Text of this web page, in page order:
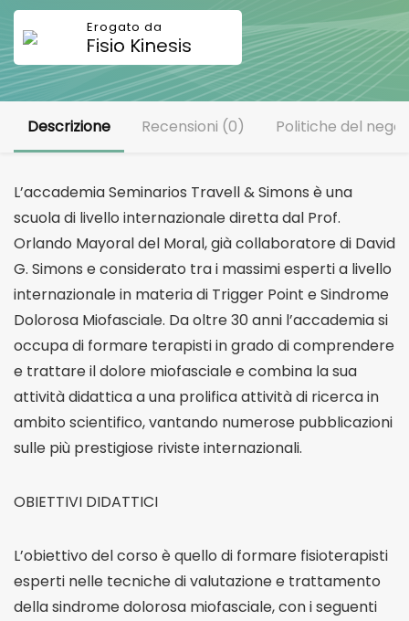
Fisio Kinesis
Descrizione Recensioni (0) Politiche del
L’accademia Seminarios Travell & Simons è una
scuola di livello internazionale diretta dal Prof.
Orlando Mayoral del Moral, già collaboratore di David
G. Simons e considerato tra i massimi esperti a livello
internazionale in materia di Trigger Point e Sindrome
Dolorosa Miofasciale. Da oltre 30 anni l’accademia si
occupa di formare terapisti in grado di comprendere
e trattare il dolore miofasciale e combina la sua
attività didattica a una prolifica attività di ricerca in
ambito scientifico, vantando numerose pubblicazioni
sulle più prestigiose riviste internazionali.
OBIETTIVI DIDATTICI
L’obiettivo del corso è quello di formare fisioterapisti
esperti nelle tecniche di valutazione e trattamento
della sindrome dolorosa miofasciale, con i seguenti